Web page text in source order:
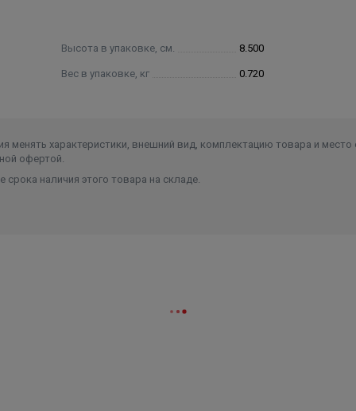
Высота в упаковке, см. 8.500
Вес в упаковке, кг 0.720
менять характеристики, внешний вид, комплектацию товара и место
офертой.
наличия этого товара на складе.